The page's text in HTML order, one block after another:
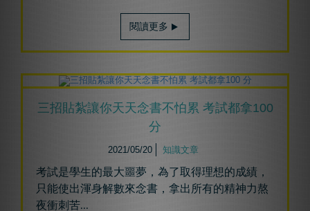
閱讀更多
三招貼紮讓你天天念書不怕累 考試都拿100
分
2021/05/20 知識文章
考試是學生的最大噩夢，為了取得理想的成績，
只能使出渾身解數來念書，拿出所有的精神力熬
夜衝刺苦...